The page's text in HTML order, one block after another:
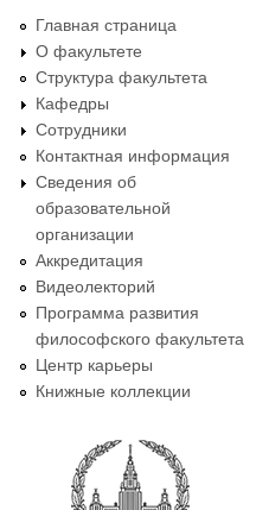
Главная страница
О факультете
Структура факультета
Кафедры
Сотрудники
Контактная информация
Сведения об
образовательной
организации
Аккредитация
Видеолекторий
Программа развития
философского факультета
Центр карьеры
Книжные коллекции